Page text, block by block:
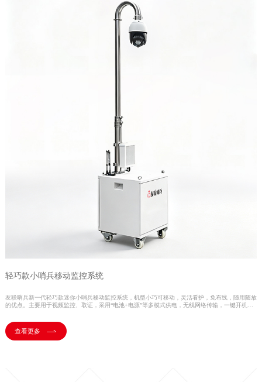
轻巧款小哨兵移动监控系统
友联哨兵新一代轻巧款迷你小哨兵移动监控系统，机型小巧可移动，灵活看护，免布线，随用随放
的优点。主要用于视频监控、取证，采用“电池+电源”等多模式供电，无线网络传输，一键开机超
支持人脸识别，车牌识别、安全帽检测、反光衣检测、抽烟检测、温湿度监控、扬尘监控等功能。
查看更多